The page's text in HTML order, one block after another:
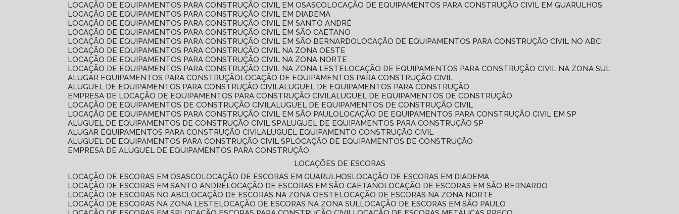
LOCAÇÃO DE EQUIPAMENTOS PARA CONSTRUÇÃO CIVIL EM OSASCO LOCAÇÃO DE EQUIPAMENTOS PARA CONSTRUÇÃO CIVIL EM GUARULHOS
LOCAÇÃO DE EQUIPAMENTOS PARA CONSTRUÇÃO CIVIL EM DIADEMA
LOCAÇÃO DE EQUIPAMENTOS PARA CONSTRUÇÃO CIVIL EM SANTO ANDRÉ
LOCAÇÃO DE EQUIPAMENTOS PARA CONSTRUÇÃO CIVIL EM SÃO CAETANO
LOCAÇÃO DE EQUIPAMENTOS PARA CONSTRUÇÃO CIVIL EM SÃO BERNARDO LOCAÇÃO DE EQUIPAMENTOS PARA CONSTRUÇÃO CIVIL NO ABC
LOCAÇÃO DE EQUIPAMENTOS PARA CONSTRUÇÃO CIVIL NA ZONA OESTE
LOCAÇÃO DE EQUIPAMENTOS PARA CONSTRUÇÃO CIVIL NA ZONA NORTE
LOCAÇÃO DE EQUIPAMENTOS PARA CONSTRUÇÃO CIVIL NA ZONA LESTE LOCAÇÃO DE EQUIPAMENTOS PARA CONSTRUÇÃO CIVIL NA ZONA SUL
ALUGAR EQUIPAMENTOS PARA CONSTRUÇÃO LOCAÇÃO DE EQUIPAMENTOS PARA CONSTRUÇÃO CIVIL
ALUGUEL DE EQUIPAMENTOS PARA CONSTRUÇÃO CIVIL ALUGUEL DE EQUIPAMENTOS PARA CONSTRUÇÃO
EMPRESA DE LOCAÇÃO DE EQUIPAMENTOS PARA CONSTRUÇÃO CIVIL ALUGUEL DE EQUIPAMENTOS DE CONSTRUÇÃO
LOCAÇÃO DE EQUIPAMENTOS DE CONSTRUÇÃO CIVIL ALUGUEL DE EQUIPAMENTOS DE CONSTRUÇÃO CIVIL
LOCAÇÃO DE EQUIPAMENTOS PARA CONSTRUÇÃO CIVIL EM SÃO PAULO LOCAÇÃO DE EQUIPAMENTOS PARA CONSTRUÇÃO CIVIL EM SP
ALUGUEL DE EQUIPAMENTOS DE CONSTRUÇÃO CIVIL SP ALUGUEL DE EQUIPAMENTOS PARA CONSTRUÇÃO SP
ALUGAR EQUIPAMENTOS PARA CONSTRUÇÃO CIVIL ALUGUEL EQUIPAMENTO CONSTRUÇÃO CIVIL
ALUGUEL DE EQUIPAMENTOS PARA CONSTRUÇÃO CIVIL SP LOCAÇÃO DE EQUIPAMENTOS DE CONSTRUÇÃO
EMPRESA DE ALUGUEL DE EQUIPAMENTOS PARA CONSTRUÇÃO
LOCAÇÕES DE ESCORAS
LOCAÇÃO DE ESCORAS EM OSASCO LOCAÇÃO DE ESCORAS EM GUARULHOS LOCAÇÃO DE ESCORAS EM DIADEMA
LOCAÇÃO DE ESCORAS EM SANTO ANDRÉ LOCAÇÃO DE ESCORAS EM SÃO CAETANO LOCAÇÃO DE ESCORAS EM SÃO BERNARDO
LOCAÇÃO DE ESCORAS NO ABC LOCAÇÃO DE ESCORAS NA ZONA OESTE LOCAÇÃO DE ESCORAS NA ZONA NORTE
LOCAÇÃO DE ESCORAS NA ZONA LESTE LOCAÇÃO DE ESCORAS NA ZONA SUL LOCAÇÃO DE ESCORAS EM SÃO PAULO